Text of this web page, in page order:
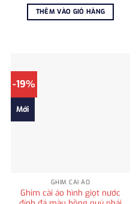
là:
550.000₫.
tại
THÊM VÀO GIỎ HÀNG
-19%
Mới
GHIM CÀI ÁO
Ghim cài áo hình giọt nước